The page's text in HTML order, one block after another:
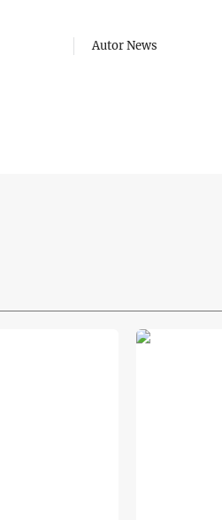
Autor News